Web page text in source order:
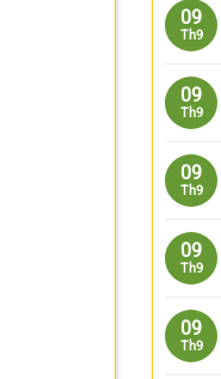
09
Th9
09
Th9
09
Th9
09
Th9
09
Th9